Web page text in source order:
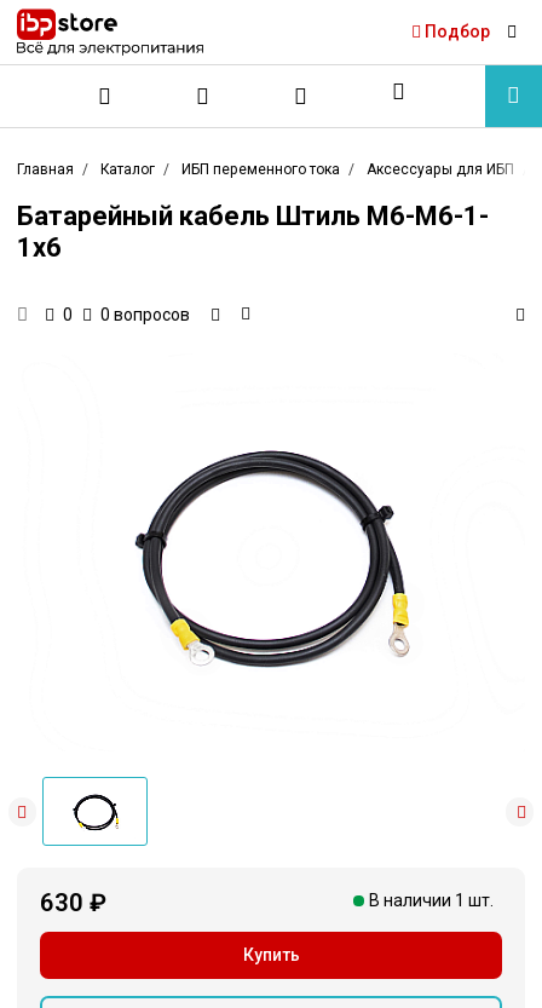
Подбор
Главная Каталог ИБП переменного тока Аксессуары для ИБП
Батарейный кабель Штиль M6-M6-1-
1x6
0 0 вопросов
630 ₽ В наличии 1 шт.
Купить